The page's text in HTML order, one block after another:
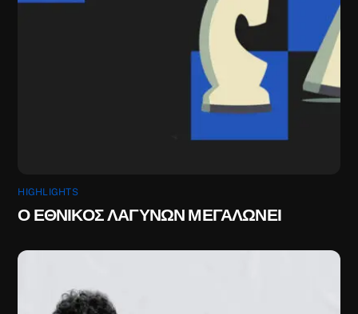
HIGHLIGHTS
Ο ΕΘΝΙΚΟΣ ΛΑΓΥΝΩΝ ΜΕΓΑΛΩΝΕΙ